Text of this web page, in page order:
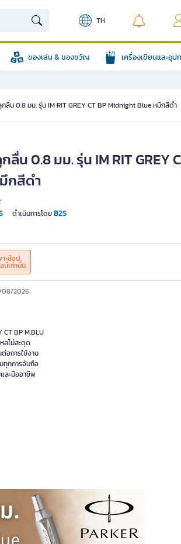
TH
ของเล่น & ของขวัญ เครื่องเขียนและอุ
กลื่น 0.8 มม. รุ่น IM RIT GREY CT BP Midnight Blue หมึกสีดำ
ลื่น 0.8 มม. รุ่น IM RIT GREY
กสีดำ
ดำเนินการโดยB2S
าะช้อป
น์เท่านั้น
08/2026
CT BP M.BLU
ลไม่สะดุด
อการใช้งาน
ทุกการจับถือ
ละมืออาชีพ